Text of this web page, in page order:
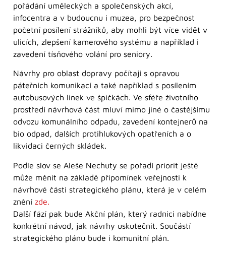
pořádání uměleckých a společenských akcí,
infocentra a v budoucnu i muzea, pro bezpečnost
početní posílení strážníků, aby mohli být více vidět v
ulicích, zlepšení kamerového systému a například i
zavedení tísňového volání pro seniory.
Návrhy pro oblast dopravy počítají s opravou
páteřních komunikací a také například s posílením
autobusových linek ve špičkách. Ve sféře životního
prostředí návrhová část mluví mimo jiné o častějšímu
odvozu komunálního odpadu, zavedení kontejnerů na
bio odpad, dalších protihlukových opatřeních a o
likvidaci černých skládek.
Podle slov se Aleše Nechuty se pořadí priorit ještě
může měnit na základě připomínek veřejnosti k
návrhové části strategického plánu, která je v celém
znění zde.
Další fází pak bude Akční plán, který radnici nabídne
konkrétní návod, jak návrhy uskutečnit. Součástí
strategického plánu bude i komunitní plán.